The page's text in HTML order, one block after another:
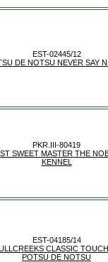
EST-02445/12
DE NOTSU NEVER SAY
PKR.III-80419
SWEET MASTER THE
KENNEL
EST-04185/14
CLASSIC
POTSU DE NOTSU